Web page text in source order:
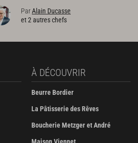
ParAlain Ducasse
et 2 autres chefs
À DÉCOUVRIR
Beurre Bordier
La Pâtisserie des Rêves
Boucherie Metzger et André